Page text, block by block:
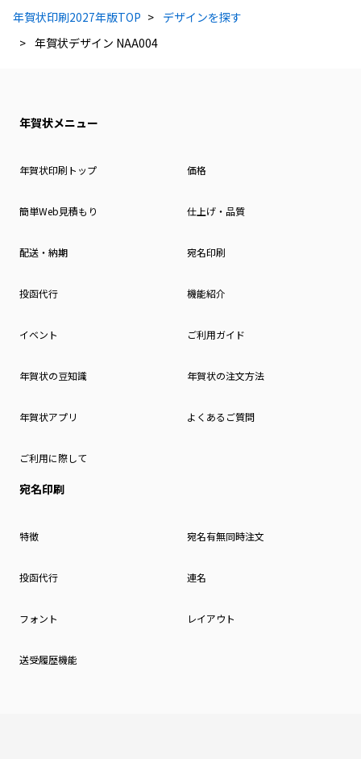
年賀状印刷2027年版TOP
デザインを探す
年賀状デザイン NAA004
年賀状メニュー
年賀状印刷トップ 価格
簡単Web見積もり 仕上げ・品質
配送・納期 宛名印刷
投函代行 機能紹介
イベント ご利用ガイド
年賀状の豆知識 年賀状の注文方法
年賀状アプリ よくあるご質問
ご利用に際して
宛名印刷
特徴 宛名有無同時注文
投函代行 連名
フォント レイアウト
送受履歴機能